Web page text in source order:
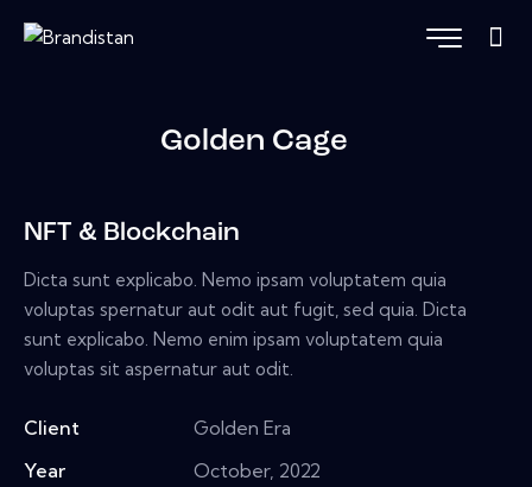
Golden Cage
NFT & Blockchain
Dicta sunt explicabo. Nemo ipsam voluptatem quia
voluptas spernatur aut odit aut fugit, sed quia. Dicta
sunt explicabo. Nemo enim ipsam voluptatem quia
voluptas sit aspernatur aut odit.
Client
Golden Era
Year
October, 2022